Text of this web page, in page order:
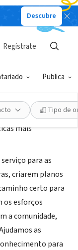
Descubre
Publica
Regístrate
Tipo de
mais
para as
criarem planos
certo para
os esforços
a comunidade,
as
para